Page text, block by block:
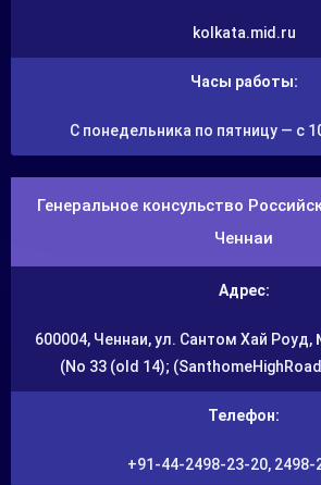
kolkata.mid.ru
Часы работы:
С понедельника по пятницу — с
Генеральное консульство
Ченнаи
Адрес:
600004, Ченнаи, ул. Сантом Хай
(No 33 (old 14);
Телефон:
+91-44-2498-23-20, 2498-